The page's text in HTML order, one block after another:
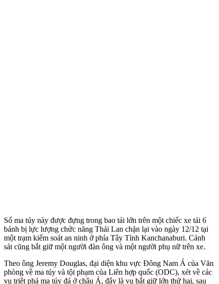
Số m‌a tú‌y này được đựng trong bao tải lớn trên một chiếc xe tải 6
bánh bị lực lượng chức năng Thái Lan chặn lại vào ngày 12/12 tại
một trạm kiểm soát an ninh ở phía Tây Tỉnh Kanchanaburi. Cảnh
sát cũng bắt giữ một người đàn ông và một người phụ nữ trên xe.
Theo ông Jeremy Douglas, đại diện khu vực Đông Nam Á của Văn
phòng về m‌a tú‌y và tội phạm của Liên hợp quốc (ODC), xét về các
vụ triệt phá m‌a tú‌y đá ở châu Á, đây là vụ bắt giữ lớn thứ hai, sau